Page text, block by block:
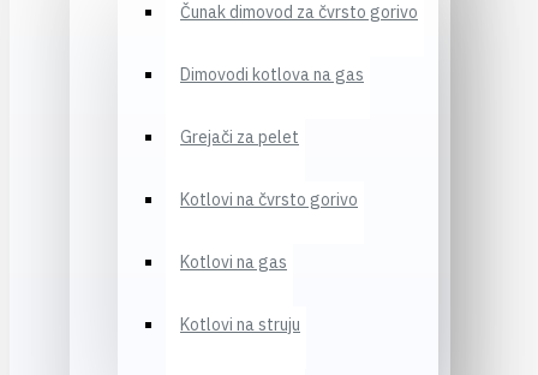
Čunak dimovod za čvrsto gorivo
Dimovodi kotlova na gas
Grejači za pelet
Kotlovi na čvrsto gorivo
Kotlovi na gas
Kotlovi na struju